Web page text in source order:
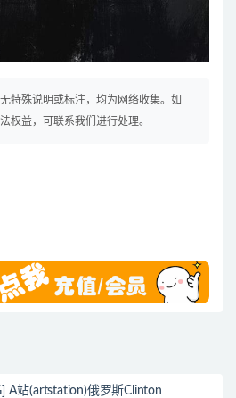
特殊说明或标注，均为网络收集。如
权益，可联系我们进行处理。
A站(artstation)俄罗斯Clinton